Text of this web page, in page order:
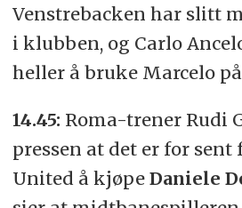
Venstrebacken har slitt
i klubben, og Carlo
heller å bruke Marcelo
14.45: Roma-trener Rudi
pressen at det er for
United å kjøpe Daniele